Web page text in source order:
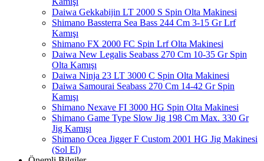
Daiwa Gekkabijin LT 2000 S Spin Olta Makinesi
Shimano Bassterra Sea Bass 244 Cm 3-15 Gr Lrf
Kamışı
Shimano FX 2000 FC Spin Lrf Olta Makinesi
Daiwa New Legalis Seabass 270 Cm 10-35 Gr Spin
Olta Kamışı
Daiwa Ninja 23 LT 3000 C Spin Olta Makinesi
Daiwa Samourai Seabass 270 Cm 14-42 Gr Spin
Kamışı
Shimano Nexave FI 3000 HG Spin Olta Makinesi
Shimano Game Type Slow Jig 198 Cm Max. 330 Gr
Jig Kamışı
Shimano Ocea Jigger F Custom 2001 HG Jig Makinesi
(Sol El)